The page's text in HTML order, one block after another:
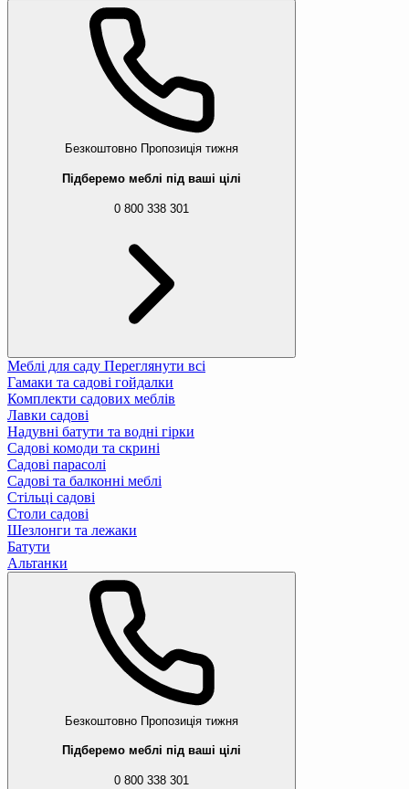
Безкоштовно Пропозиція тижня
Підберемо меблі під ваші цілі
0 800 338 301
Меблі для саду Переглянути всі
Гамаки та садові гойдалки
Комплекти садових меблів
Лавки садові
Надувні батути та водні гірки
Садові комоди та скрині
Садові парасолі
Садові та балконні меблі
Стільці садові
Столи садові
Шезлонги та лежаки
Батути
Альтанки
Безкоштовно Пропозиція тижня
Підберемо меблі під ваші цілі
0 800 338 301